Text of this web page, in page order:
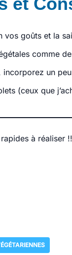
vos goûts et la
comme
incorporez un
(ceux que
à réaliser